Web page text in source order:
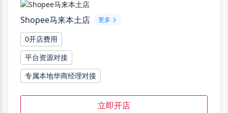
Shopee马来本土店 更多
0开店费用
平台资源对接
专属本地华商经理对接
立即开店